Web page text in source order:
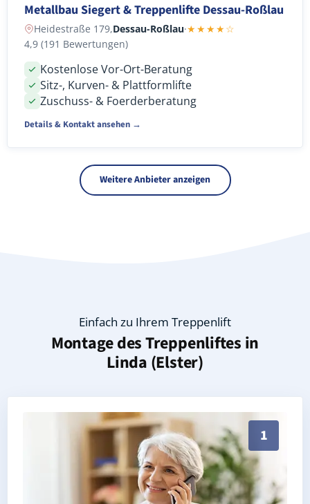
Metallbau Siegert & Treppenlifte Dessau-Roßlau
Heidestraße 179,Dessau-Roßlau·★★★★☆
4,9 (191 Bewertungen)
Kostenlose Vor-Ort-Beratung
Sitz-, Kurven- & Plattformlifte
Zuschuss- & Foerderberatung
Details & Kontakt ansehen →
Weitere Anbieter anzeigen
Einfach zu Ihrem Treppenlift
Montage des Treppenliftes in
Linda (Elster)
1
Persönliche Treppenlift-Beratung in Linda (Elster)